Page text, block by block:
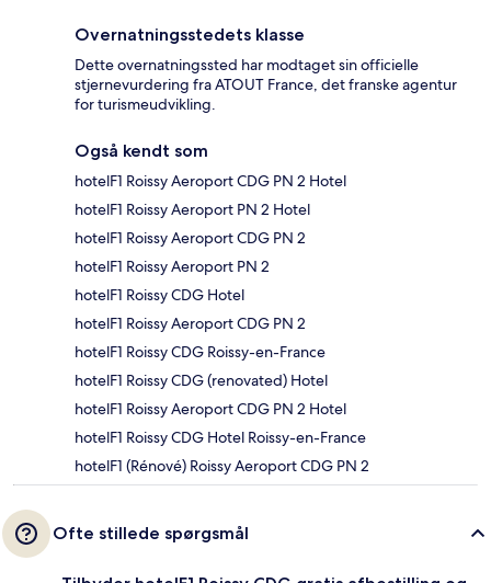
Overnatningsstedets klasse
Dette overnatningssted har modtaget sin officielle
stjernevurdering fra ATOUT France, det franske agentur
for turismeudvikling.
Også kendt som
hotelF1 Roissy Aeroport CDG PN 2 Hotel
hotelF1 Roissy Aeroport PN 2 Hotel
hotelF1 Roissy Aeroport CDG PN 2
hotelF1 Roissy Aeroport PN 2
hotelF1 Roissy CDG Hotel
hotelF1 Roissy Aeroport CDG PN 2
hotelF1 Roissy CDG Roissy-en-France
hotelF1 Roissy CDG (renovated) Hotel
hotelF1 Roissy Aeroport CDG PN 2 Hotel
hotelF1 Roissy CDG Hotel Roissy-en-France
hotelF1 (Rénové) Roissy Aeroport CDG PN 2
Ofte stillede spørgsmål